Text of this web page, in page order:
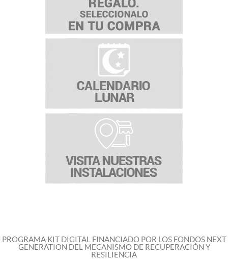
PROGRAMA KIT DIGITAL FINANCIADO POR LOS FONDOS NEXT
GENERATION DEL MECANISMO DE RECUPERACIÓN Y
RESILIENCIA